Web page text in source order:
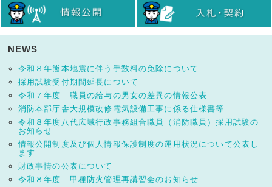
NEWS
令和８年熊本地震に伴う手数料の免除について
採用試験受付期間延長について
令和７年度 職員の給与の男女の差異の情報公表
消防本部庁舎大規模改修電気設備工事に係る仕様書等
令和８年度八代広域行政事務組合職員（消防職員）採用試験の
お知らせ
情報公開制度及び個人情報保護制度の運用状況について公表し
ます
財政事情の公表について
令和８年度 甲種防火管理再講習会のお知らせ